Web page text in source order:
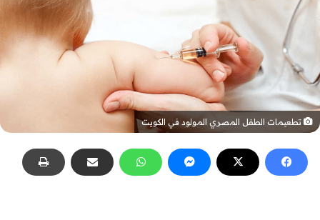
تطعيمات الطفل المصري المولود في الكويت